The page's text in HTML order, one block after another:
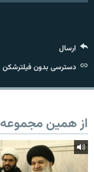
ارسال
دسترسی بدون فیلترشکن
از همین مجموعه